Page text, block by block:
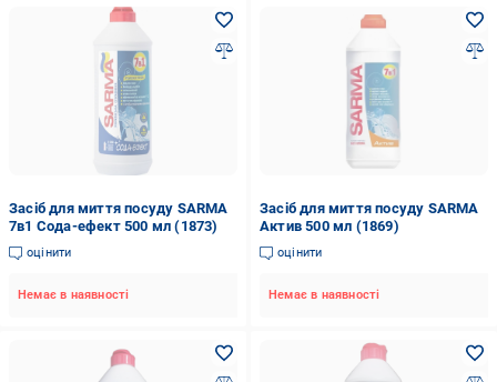
Засіб для миття посуду SARMA
7в1 Cода-ефект 500 мл (1873)
оцінити
Немає в наявності
Засіб для миття посуду SARMA
Актив 500 мл (1869)
оцінити
Немає в наявності